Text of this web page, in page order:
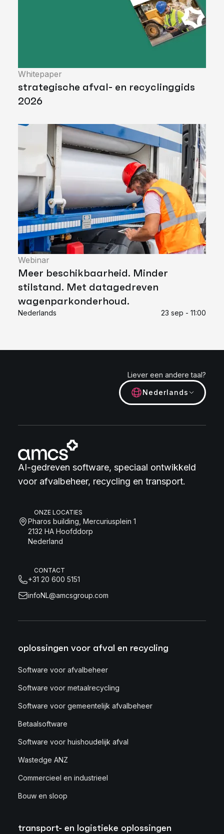
Whitepaper
strategische afval- en recyclinggids
2026
Webinar
Meer beschikbaarheid. Minder
stilstand. Met datagedreven
wagenparkonderhoud.
Nederlands 23 sep - 11:00
Liever een andere taal?
Nederlands
AI-gedreven software, speciaal ontwikkeld
voor afvalbeheer, recycling en transport.
ONZE LOCATIES
Pharos building, Mercuriusplein 1
2132 HA Hoofddorp
Nederland
CONTACT
+31 20 600 5151
infoNL@amcsgroup.com
oplossingen voor afval en recycling
Software voor afvalbeheer
Software voor metaalrecycling
Software voor gemeentelijk afvalbeheer
Betaalsoftware
Software voor huishoudelijk afval
Wastedge ANZ
Commercieel en industrieel
Bouw en sloop
transport- en logistieke oplossingen